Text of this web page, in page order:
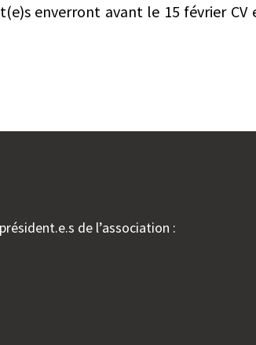
enverront avant le 15 février
de l’association :